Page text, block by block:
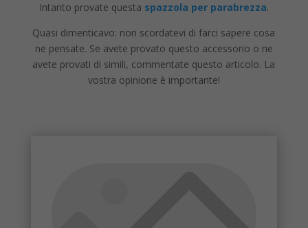
Intanto provate questa spazzola per parabrezza.
Quasi dimenticavo: non scordatevi di farci sapere cosa
ne pensate. Se avete provato questo accessorio o ne
avete provati di simili, commentate questo articolo. La
vostra opinione è importante!